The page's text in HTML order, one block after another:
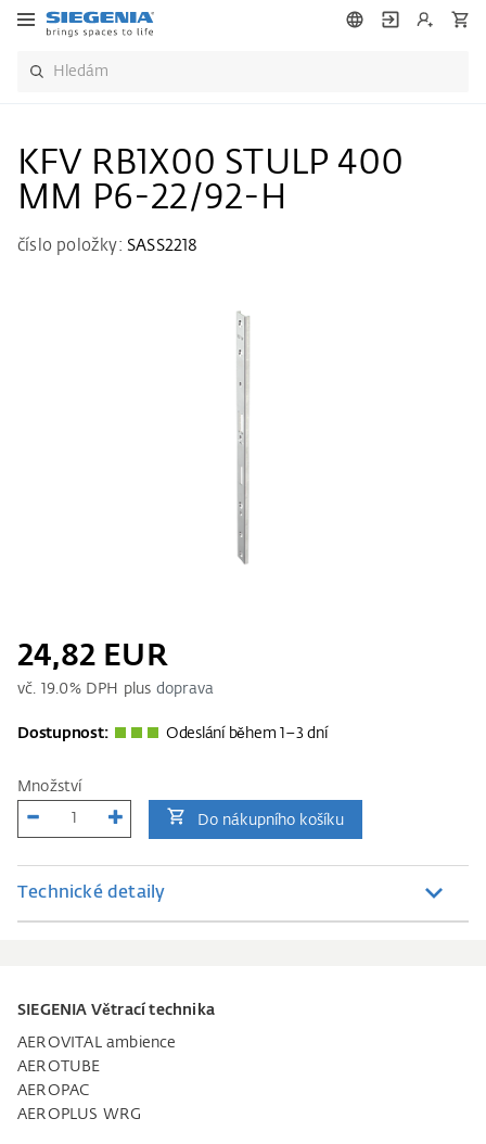
KFV RB1X00 STULP 400
MM P6-22/92-H
číslo položky: SASS2218
24,82 EUR
vč. 19.0% DPH plus doprava
Dostupnost: Odeslání během 1–3 dní
Množství
Do nákupního košíku
Technické detaily
SIEGENIA Větrací technika
AEROVITAL ambience
AEROTUBE
AEROPAC
AEROPLUS WRG